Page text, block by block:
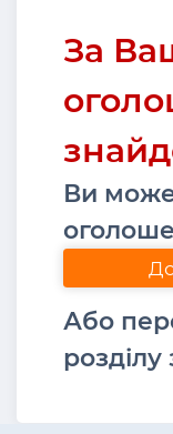
За
Ви
Або
розділу